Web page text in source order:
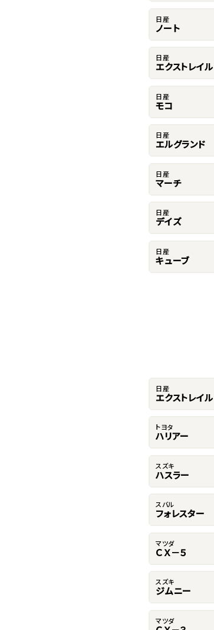
日産
ノート
日産
エクストレイル
日産
モコ
日産
エルグランド
日産
マーチ
日産
デイズ
日産
キューブ
日産
エクストレイル
トヨタ
ハリアー
スズキ
ハスラー
スバル
フォレスター
マツダ
ＣＸ－５
スズキ
ジムニー
マツダ